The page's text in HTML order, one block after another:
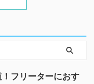
フリーターにおす